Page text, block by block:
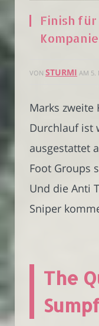
Finish
Kompanie
VON STURMI AM 5.
Marks zweite
Durchlauf ist
ausgestattet
Foot Groups
Und die Anti
Sniper
The